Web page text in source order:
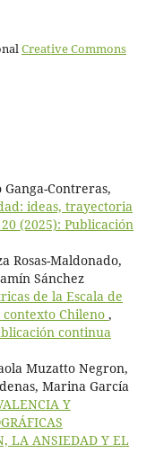
Creative Commons
Contreras,
ideas, trayectoria
(2025): Publicación
Rosas-Maldonado,
Sánchez
de la Escala de
contexto Chileno ,
continua
Muzatto Negron,
Marina García
Y
LA ANSIEDAD Y EL